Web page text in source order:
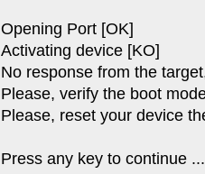
Opening Port [OK]
Activating device [KO]
No response from the
Please, verify the boot
Please, reset your device
Press any key to continue ...